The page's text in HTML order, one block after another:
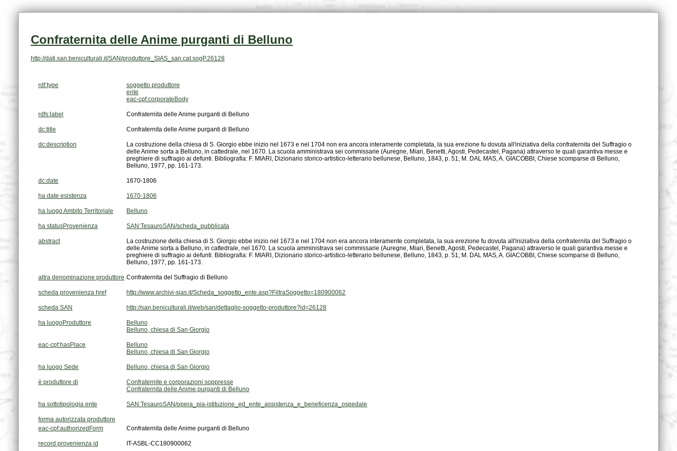
Confraternita delle Anime purganti di Belluno
http://dati.san.beniculturali.it/SAN/produttore_SIAS_san.cat.sogP.26128
rdf:type
soggetto produttore
ente
eac-cpf:corporateBody
rdfs:label Confraternita delle Anime purganti di Belluno
dc:title Confraternita delle Anime purganti di Belluno
dc:description
Belluno, 1977, pp. 161-173.
dc:date 1670-1806
ha date esistenza 1670-1806
ha luogo Ambito Territoriale Belluno
ha statusProvenienza SAN:TesauroSAN/scheda_pubblicata
abstract
Belluno, 1977, pp. 161-173.
altra denominazione produttore Confraternita del Suffragio di Belluno
scheda provenienza href http://www.archivi-sias.it/Scheda_soggetto_ente.asp?FiltraSoggetto=180900062
scheda SAN http://san.beniculturali.it/web/san/dettaglio-soggetto-produttore?id=26128
ha luogoProduttore
Belluno
Belluno, chiesa di San Giorgio
eac-cpf:hasPlace
Belluno
Belluno, chiesa di San Giorgio
ha luogo Sede Belluno, chiesa di San Giorgio
è produttore di
Confraternite e corporazioni soppresse
Confraternita delle Anime purganti di Belluno
ha sottotipologia ente SAN:TesauroSAN/opera_pia-istituzione_ed_ente_assistenza_e_beneficenza_ospedale
forma autorizzata produttore
eac-cpf:authorizedForm
Confraternita delle Anime purganti di Belluno
record provenienza id IT-ASBL-CC180900062